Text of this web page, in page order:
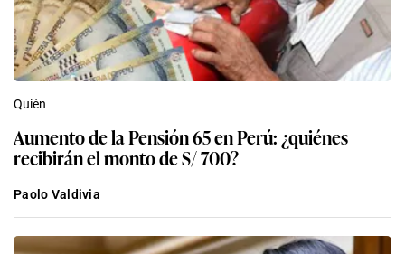
Quién
Aumento de la Pensión 65 en Perú: ¿quiénes
recibirán el monto de S/ 700?
Paolo Valdivia